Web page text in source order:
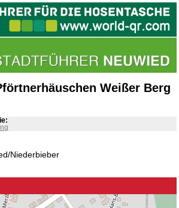
Weißer Berg
Niederbieber